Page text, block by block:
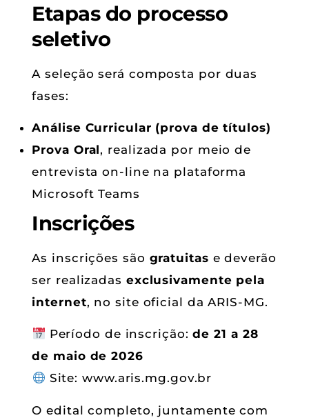
Etapas do processo
seletivo
A seleção será composta por duas
fases:
Análise Curricular (prova de títulos)
Prova Oral, realizada por meio de
entrevista on-line na plataforma
Microsoft Teams
Inscrições
As inscrições são gratuitas e deverão
ser realizadas exclusivamente pela
internet, no site oficial da ARIS-MG.
Período de inscrição:de 21 a 28
de maio de 2026
Site: www.aris.mg.gov.br
O edital completo, juntamente com